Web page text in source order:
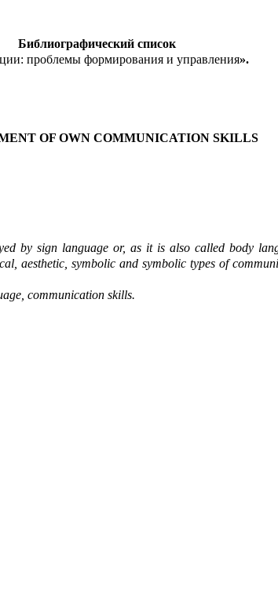
Библиографический список
проблемы формирования и управления».
OF OWN COMMUNICATION SKILLS
by sign language or, as it is also called body
cal, aesthetic, symbolic and symbolic types of
communication skills.